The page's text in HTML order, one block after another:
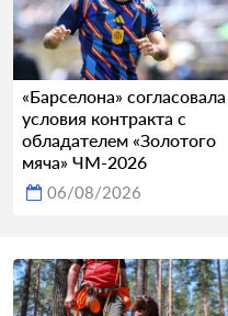
«Барселона» согласовала
условия контракта с
обладателем «Золотого
мяча» ЧМ-2026
06/08/2026